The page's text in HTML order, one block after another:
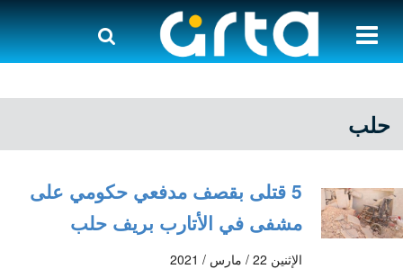
حلب
5 قتلى بقصف مدفعي حكومي على
مشفى في الأتارب بريف حلب
الإثنين 22 / مارس / 2021